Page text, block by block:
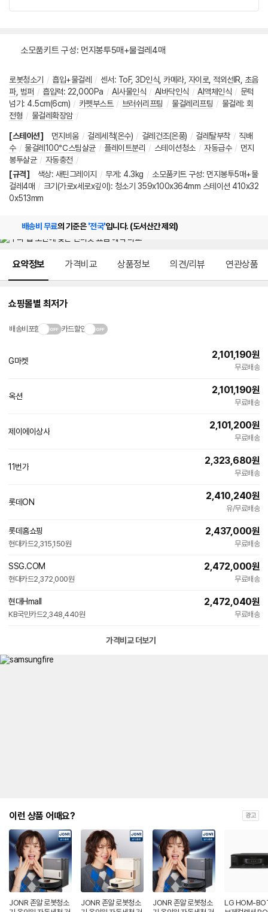
소모품키트 구성: 먼지봉투5매+물걸레4매
로봇청소기 / 흡입+물걸레 / 센서: ToF, 3D인식 카메라, 자이로 적외선IR 초음
파, 범퍼 / 흡입력: 22,000Pa / AI사물인식 / AI바닥인식 / AI액체인식 / 문턱
넘기 : 4.5cm(6cm) / 카펫부스트 / 브러쉬리프팅 / 물걸레리프팅 / 물걸레 : 회
전형 / 물걸레확장암 /
[스테이션] 먼지비움 / 걸레세척(온수) / 걸레건조(온풍) / 걸레탈부착 / 직배
수 / 물걸레100℃스팀살균 / 플레이트분리 / 스테이션청소 / 자동급수 / 먼지
봉투살균 / 자동충전 /
[규격]
색상: 새틴그레이지 / 무게 : 4.3kg / 소모품키트 구성: 먼지봉투5매+물
걸레4매 / 크기(가로x세로x깊이): 청소기 359x100x364mm 스테이션 410x32
0x513mm
배송비 무료의 기준은'전국'입니다. (도서산간 제외)
요약정보 가격비교 상품정보 의견/리뷰 연관상품
쇼핑몰별 최저가
배송비포함 카드할인
G마켓
2,101,190원
무료배송
옥션
2,101,190원
무료배송
제이에이상사
2,101,200원
무료배송
11번가
2,323,680원
무료배송
롯데ON
2,410,240원
유/무료배송
롯데홈쇼핑
현대카드2,315,150원
2,437,000원
무료배송
SSG.COM
현대카드2,372,000원
2,472,000원
무료배송
현대Hmall
KB국민카드2,348,440원
2,472,040원
무료배송
가격비교 더보기
이런 상품 어때요? 광고
JONR 존알 로봇청소
JONR 존알 로봇청소
JONR 존알 로봇청소
LG HOM-